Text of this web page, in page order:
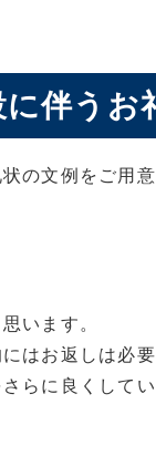
伴うお
の文例をご用意
います。
はお返しは必
らに良くして